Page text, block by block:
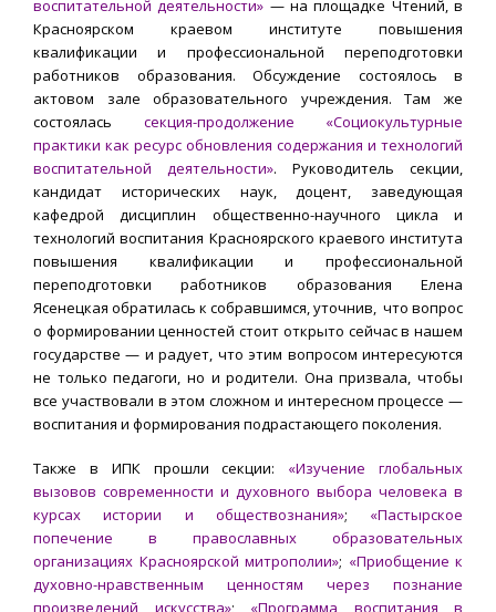
воспитательной деятельности» — на площадке Чтений, в
Красноярском краевом институте повышения
квалификации и профессиональной переподготовки
работников образования. Обсуждение состоялось в
актовом зале образовательного учреждения. Там же
состоялась секция-продолжение «Социокультурные
практики как ресурс обновления содержания и технологий
воспитательной деятельности». Руководитель секции,
кандидат исторических наук, доцент, заведующая
кафедрой дисциплин общественно-научного цикла и
технологий воспитания Красноярского краевого института
повышения квалификации и профессиональной
переподготовки работников образования Елена
Ясенецкая обратилась к собравшимся, уточнив, что вопрос
о формировании ценностей стоит открыто сейчас в нашем
государстве — и радует, что этим вопросом интересуются
не только педагоги, но и родители. Она призвала, чтобы
все участвовали в этом сложном и интересном процессе —
воспитания и формирования подрастающего поколения.
Также в ИПК прошли секции: «Изучение глобальных
вызовов современности и духовного выбора человека в
курсах истории и обществознания»; «Пастырское
попечение в православных образовательных
организациях Красноярской митрополии»; «Приобщение к
духовно-нравственным ценностям через познание
произведений искусства»; «Программа воспитания в